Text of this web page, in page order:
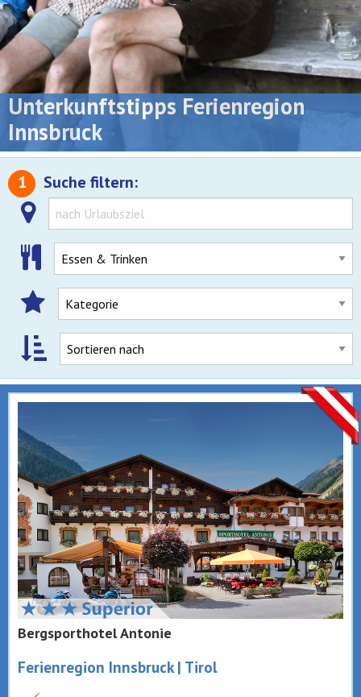
Unterkunftstipps Ferienregion
Innsbruck
1 Suche filtern:
Bergsporthotel Antonie
Ferienregion Innsbruck | Tirol